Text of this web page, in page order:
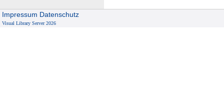
Impressum Datenschutz
Visual Library Server 2026